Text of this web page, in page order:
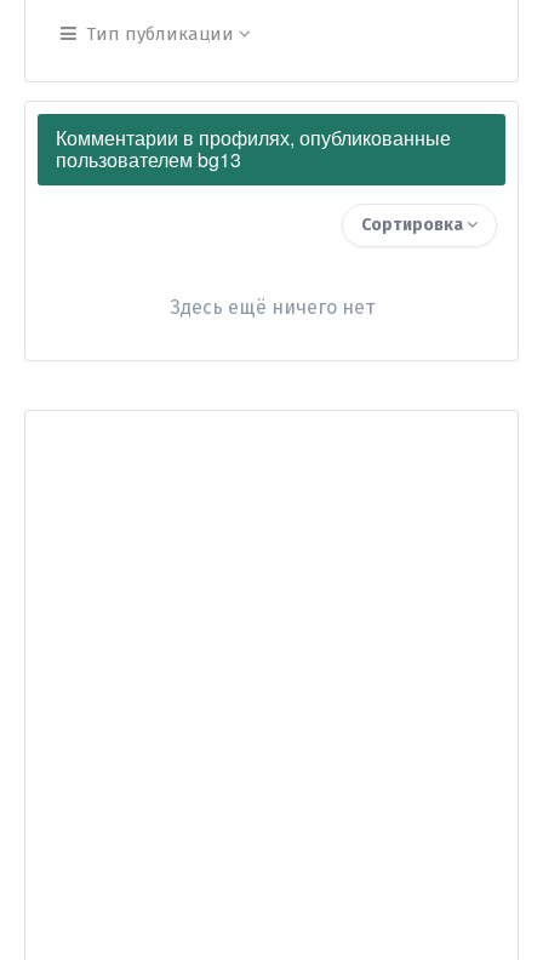
Тип публикации
Комментарии в профилях, опубликованные
пользователем bg13
Сортировка
Здесь ещё ничего нет